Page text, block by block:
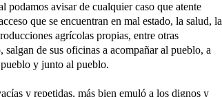
podamos avisar de cualquier caso que atente
que se encuentran en mal estado, la salud, la
agrícolas propias, entre otras
de sus oficinas a acompañar al pueblo, a
y junto al pueblo.
y repetidas, más bien emuló a los dignos y